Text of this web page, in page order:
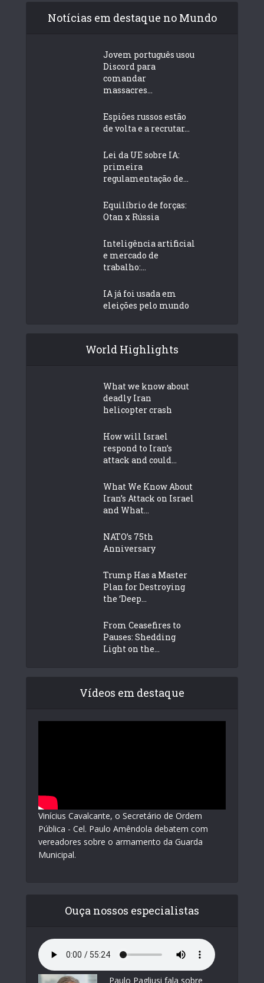
Notícias em destaque no Mundo
Jovem português usou
Discord para
comandar
massacres...
Espiões russos estão
de volta e a recrutar...
Lei da UE sobre IA:
primeira
regulamentação de...
Equilíbrio de forças:
Otan x Rússia
Inteligência artificial
e mercado de
trabalho:...
IA já foi usada em
eleições pelo mundo
World Highlights
What we know about
deadly Iran
helicopter crash
How will Israel
respond to Iran’s
attack and could...
What We Know About
Iran’s Attack on Israel
and What...
NATO’s 75th
Anniversary
Trump Has a Master
Plan for Destroying
the ‘Deep...
From Ceasefires to
Pauses: Shedding
Light on the...
Vídeos em destaque
Vinícius Cavalcante, o Secretário de Ordem
Pública - Cel. Paulo Amêndola debatem com
vereadores sobre o armamento da Guarda
Municipal.
Ouça nossos especialistas
Paulo Pagliusi fala sobre